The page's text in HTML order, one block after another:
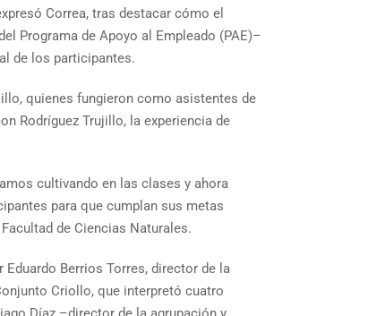
Correa, tras destacar cómo el
Programa de Apoyo al Empleado (PAE)–
de los participantes.
quienes fungieron como asistentes de
Rodríguez Trujillo, la experiencia de
cultivando en las clases y ahora
para que cumplan sus metas
de Ciencias Naturales.
Berrios Torres, director de la
Criollo, que interpretó cuatro